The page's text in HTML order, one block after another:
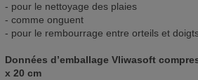
- pour le nettoyage des plaies
- comme onguent
- pour le rembourrage entre orteils et
Données d’emballage Vliwasoft
x 20 cm